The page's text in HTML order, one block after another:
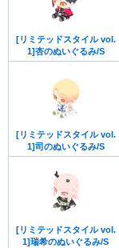
[リミテッドスタイル vol.
1]杏のぬいぐるみ/S
[リミテッドスタイル vol.
1]司のぬいぐるみ/S
[リミテッドスタイル vol.
1]瑞希のぬいぐるみ/S